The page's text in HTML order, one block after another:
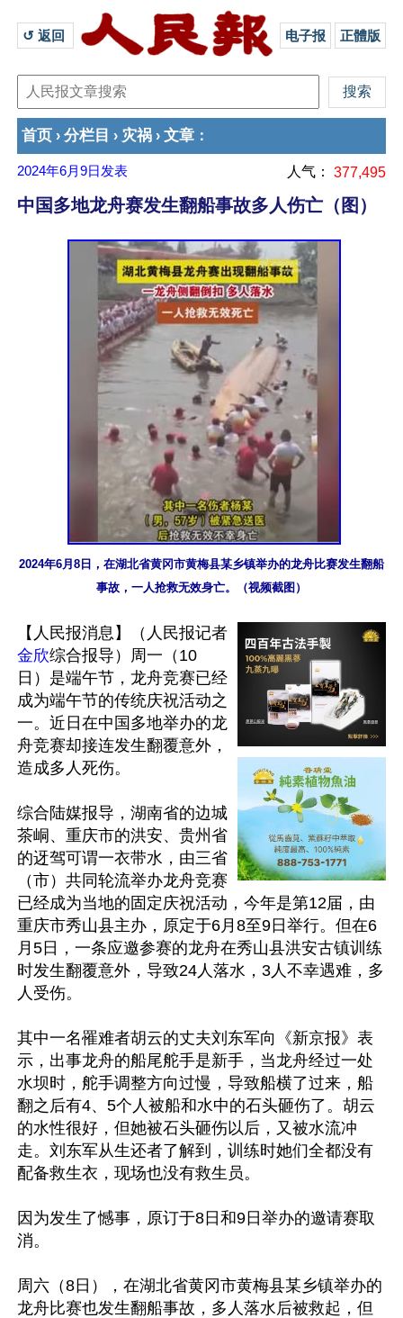
↺ 返回 电子报 正體版
首页 › 分栏目 › 灾祸 › 文章 ：
2024年6月9日 发表 人气： 377,495
中国多地龙舟赛发生翻船事故多人伤亡（图）
2024年6月8日，在湖北省黄冈市黄梅县某乡镇举办的龙舟比赛发生翻船
事故，一人抢救无效身亡。（视频截图）
【人民报消息】（人民报记者
金欣综合报导）周一（10
日）是端午节，龙舟竞赛已经
成为端午节的传统庆祝活动之
一。近日在中国多地举办的龙
舟竞赛却接连发生翻覆意外，
造成多人死伤。
综合陆媒报导，湖南省的边城
茶峒、重庆市的洪安、贵州省
的迓驾可谓一衣带水，由三省
（市）共同轮流举办龙舟竞赛
已经成为当地的固定庆祝活动，今年是第12届，由
重庆市秀山县主办，原定于6月8至9日举行。但在6
月5日，一条应邀参赛的龙舟在秀山县洪安古镇训练
时发生翻覆意外，导致24人落水，3人不幸遇难，多
人受伤。
其中一名罹难者胡云的丈夫刘东军向《新京报》表
示，出事龙舟的船尾舵手是新手，当龙舟经过一处
水坝时，舵手调整方向过慢，导致船横了过来，船
翻之后有4、5个人被船和水中的石头砸伤了。胡云
的水性很好，但她被石头砸伤以后，又被水流冲
走。刘东军从生还者了解到，训练时她们全都没有
配备救生衣，现场也没有救生员。
因为发生了憾事，原订于8日和9日举办的邀请赛取
消。
周六（8日），在湖北省黄冈市黄梅县某乡镇举办的
龙舟比赛也发生翻船事故，多人落水后被救起，但